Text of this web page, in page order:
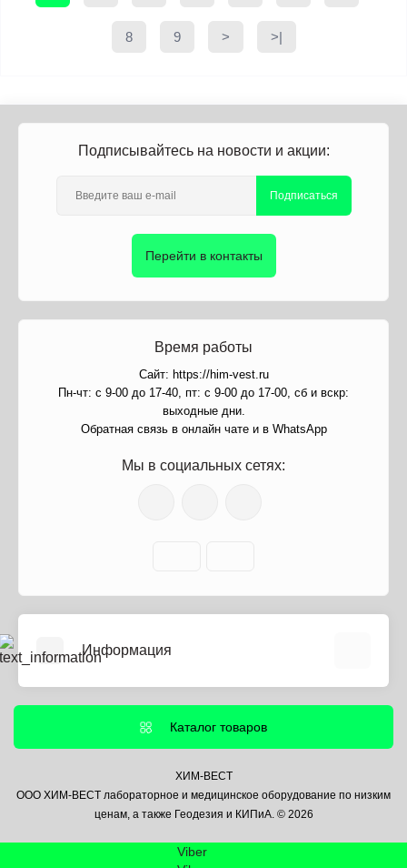
8 9 > >|
Подписывайтесь на новости и акции:
Подписаться
Перейти в контакты
Время работы
Сайт: https://him-vest.ru
Пн-чт: с 9-00 до 17-40, пт: с 9-00 до 17-00, сб и вскр:
выходные дни.
Обратная связь в онлайн чате и в WhatsApp
Мы в социальных сетях:
Информация
Информация о доставке
Политика безопасности
Контакты
Каталог товаров
ХИМ-ВЕСТ
ООО ХИМ-ВЕСТ лабораторное и медицинское оборудование по низким
ценам, а также Геодезия и КИПиА. © 2026
Viber